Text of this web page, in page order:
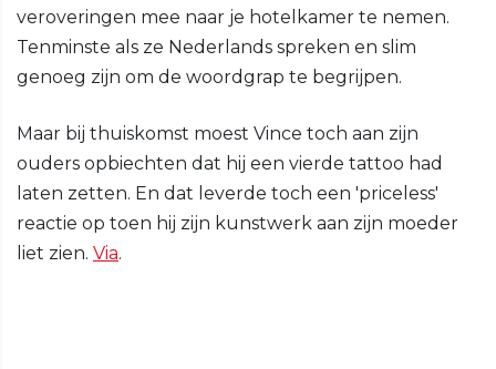
veroveringen mee naar je hotelkamer te nemen.
Tenminste als ze Nederlands spreken en slim
genoeg zijn om de woordgrap te begrijpen.
Maar bij thuiskomst moest Vince toch aan zijn
ouders opbiechten dat hij een vierde tattoo had
laten zetten. En dat leverde toch een 'priceless'
reactie op toen hij zijn kunstwerk aan zijn moeder
liet zien. Via.